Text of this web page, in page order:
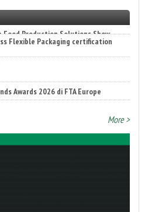
Flexible Packaging certification
Awards 2026 di FTA Europe
More >